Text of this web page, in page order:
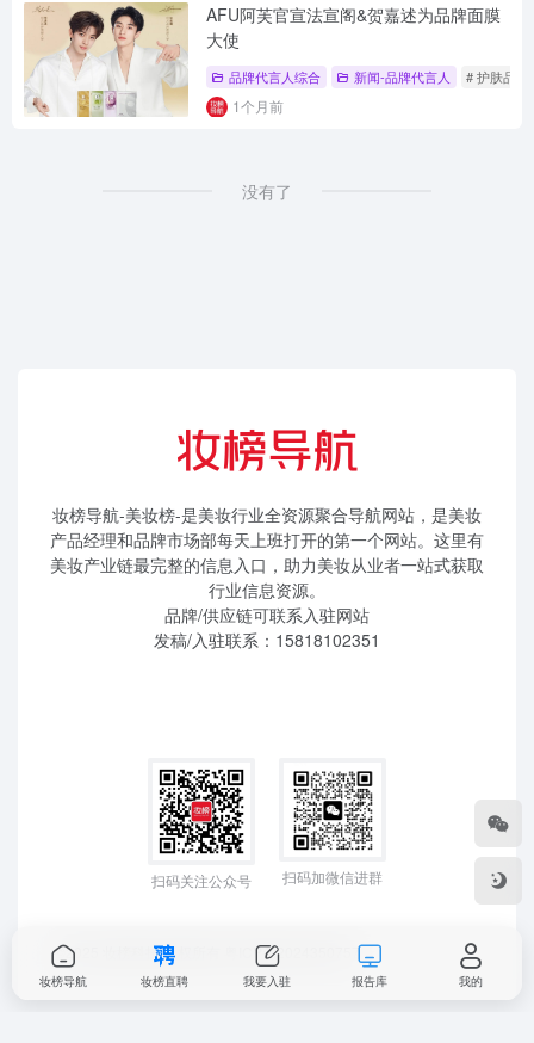
AFU阿芙官宣法宣阁&贺嘉述为品牌面膜
大使
品牌代言人综合 新闻-品牌代言人 # 护肤品牌
1个月前
没有了
妆榜导航-美妆榜-是美妆行业全资源聚合导航网站，是美妆
产品经理和品牌市场部每天上班打开的第一个网站。这里有
美妆产业链最完整的信息入口，助力美妆从业者一站式获取
行业信息资源。
品牌/供应链可联系入驻网站
发稿/入驻联系：15818102351
扫码关注公众号 扫码加微信进群
©2025 妆榜科技 版权所有 粤ICP备2024350757
妆榜导航 妆榜直聘 我要入驻 报告库 我的